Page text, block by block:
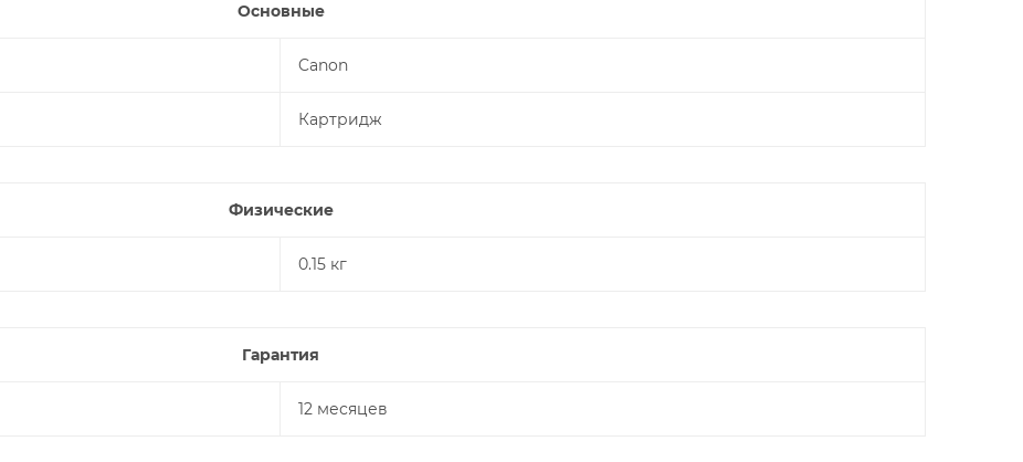
Основные
Canon
Картридж
Физические
0.15 кг
Гарантия
12 месяцев